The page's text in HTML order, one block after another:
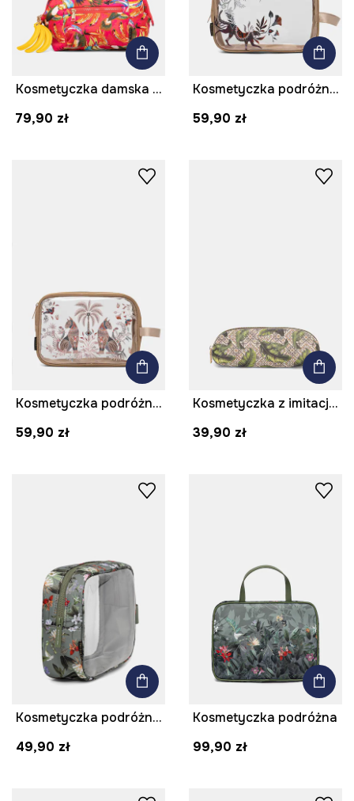
Kosmetyczka damska z zawieszką
79,90 zł
Kosmetyczka podróżna transparentna
59,90 zł
Kosmetyczka podróżna transparentna
59,90 zł
Kosmetyczka z imitacji skóry
39,90 zł
Kosmetyczka podróżna transparentna
49,90 zł
Kosmetyczka podróżna
99,90 zł